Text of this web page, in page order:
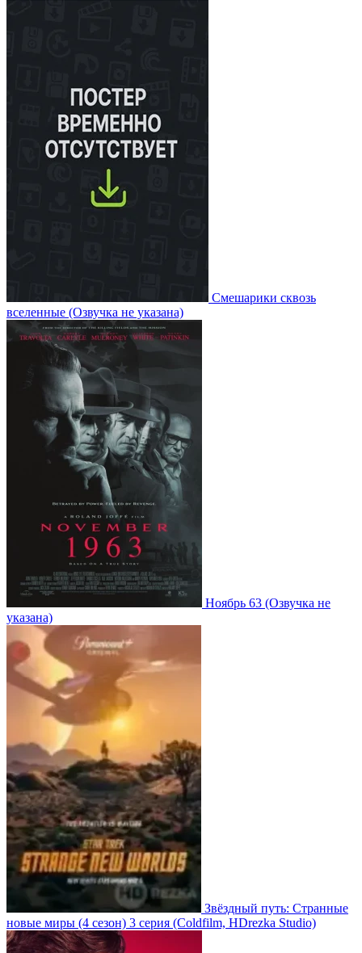
Смешарики сквозь
вселенные (Озвучка не указана)
Ноябрь 63 (Озвучка не
указана)
Звёздный путь: Странные
новые миры (4 сезон) 3 серия (Coldfilm, HDrezka Studio)